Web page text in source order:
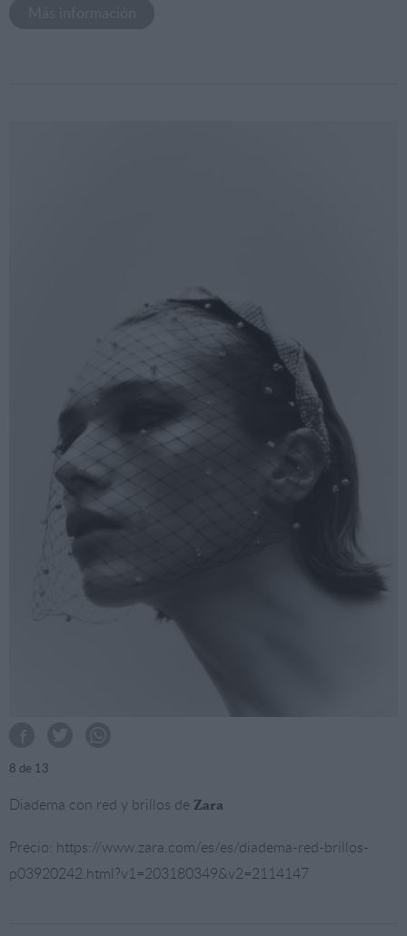
8 de 13
Diadema con red y brillos de Zara
Precio: https://www.zara.com/es/es/diadema-red-brillos-
p03920242.html?v1=203180349&v2=2114147